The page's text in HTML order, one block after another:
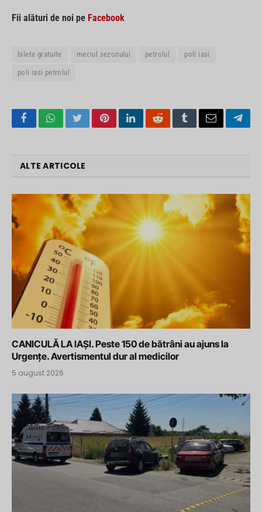
Fii alături de noi pe Facebook
bilete gratuite meciul sezonului petrolul poli iasi
poli iasi petrolul
FacebookWhatsApp
TwitterPinterestLinkedInRedditTumblrEmail
ALTE ARTICOLE
CANICULĂ LA IAȘI. Peste 150 de bătrâni au ajuns la
Urgențe. Avertismentul dur al medicilor
5 august 2026